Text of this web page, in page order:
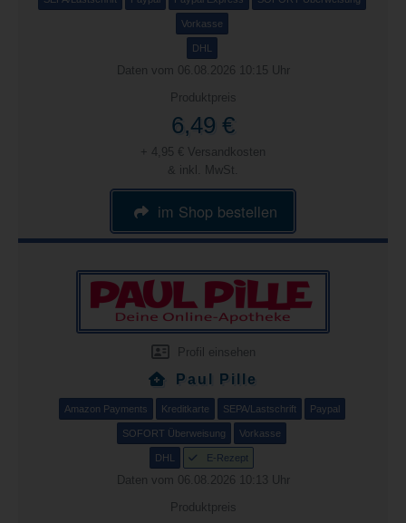
Vorkasse
DHL
Daten vom 06.08.2026 10:15 Uhr
Produktpreis
6,49 €
+ 4,95 € Versandkosten
& inkl. MwSt.
im Shop bestellen
Profil einsehen
Paul Pille
Amazon Payments Kreditkarte SEPA/Lastschrift Paypal
SOFORT Überweisung Vorkasse
DHL E-Rezept
Daten vom 06.08.2026 10:13 Uhr
Produktpreis